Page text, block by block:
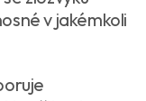
v jakémkoli